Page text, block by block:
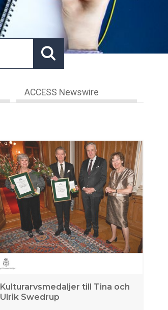
ACCESS Newswire
Kulturarvsmedaljer till Tina och
Ulrik Swedrup